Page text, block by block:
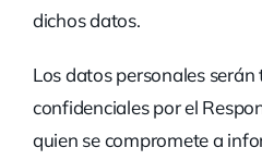
dichos datos.
Los datos personales
confidenciales por el
quien se compromete a